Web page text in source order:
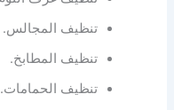
تنظيف المجالس.
تنظيف المطابخ.
تنظيف الحمامات.